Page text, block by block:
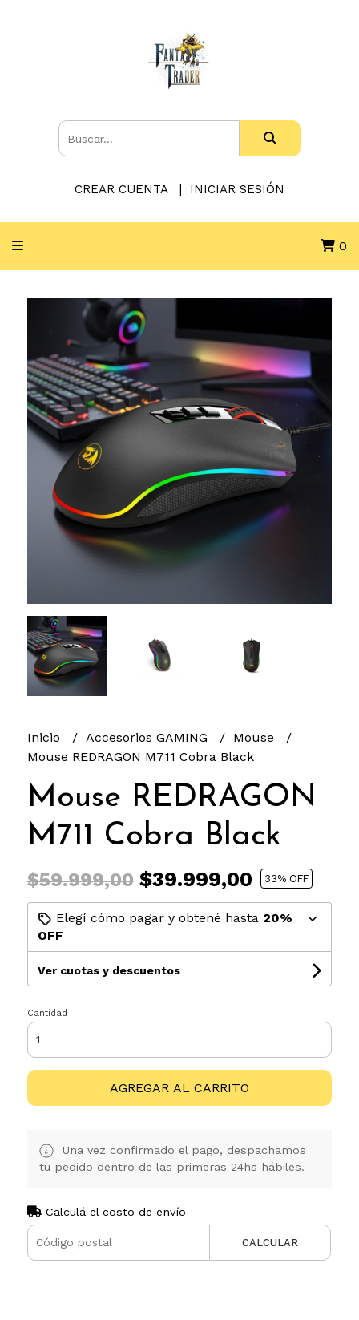
CREAR CUENTA INICIAR SESIÓN
0
Inicio Accesorios GAMING
Mouse
Mouse REDRAGON M711 Cobra Black
Mouse REDRAGON
M711 Cobra Black
$59.999,00$39.999,00 33% OFF
Elegí cómo pagar y obtené hasta 20%
OFF
Ver cuotas y descuentos
Cantidad
AGREGAR AL CARRITO
Una vez confirmado el pago, despachamos
tu pedido dentro de las primeras 24hs hábiles.
Calculá el costo de envío
CALCULAR